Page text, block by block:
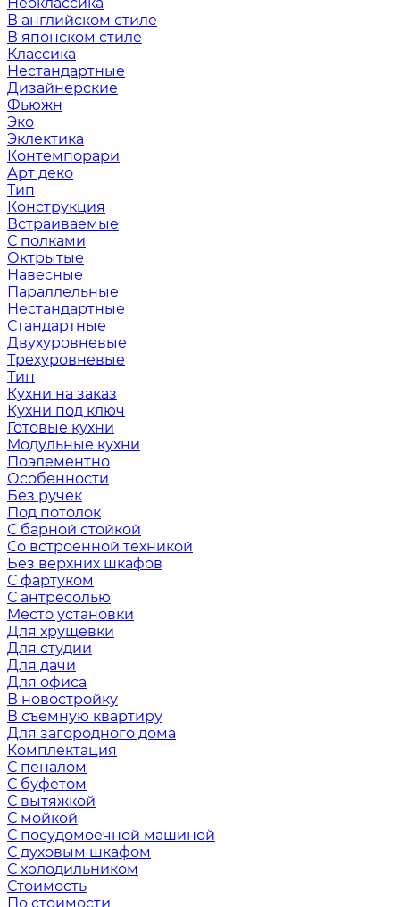
В английском стиле
В японском стиле
Классика
Нестандартные
Дизайнерские
Фьюжн
Эко
Эклектика
Контемпорари
Арт деко
Тип
Конструкция
Встраиваемые
С полками
Октрытые
Навесные
Параллельные
Нестандартные
Стандартные
Двухуровневые
Трехуровневые
Тип
Кухни на заказ
Кухни под ключ
Готовые кухни
Модульные кухни
Поэлементно
Особенности
Без ручек
Под потолок
С барной стойкой
Со встроенной техникой
Без верхних шкафов
С фартуком
С антресолью
Место установки
Для хрущевки
Для студии
Для дачи
Для офиса
В новостройку
В съемную квартиру
Для загородного дома
Комплектация
С пеналом
С буфетом
С вытяжкой
С мойкой
С посудомоечной машиной
С духовым шкафом
С холодильником
Стоимость
По стоимости